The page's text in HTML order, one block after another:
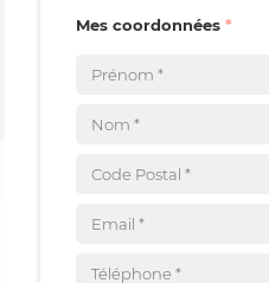
Mes coordonnées